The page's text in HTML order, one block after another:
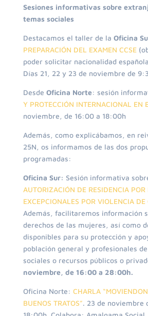
Sesiones informativas sobre
temas sociales
Destacamos el taller de la Oficina
PREPARACIÓN DEL EXAMEN CCSE
poder solicitar nacionalidad
Días 21, 22 y 23 de noviembre de
Desde Oficina Norte: sesión
Y PROTECCIÓN INTERNACIONAL EN
noviembre, de 16:00 a 18:00h
Además, como explicábamos, en
25N, os informamos de las dos
programadas:
Oficina Sur: Sesión informativa
AUTORIZACIÓN DE RESIDENCIA POR
EXCEPCIONALES POR VIOLENCIA DE
Además, facilitaremos información
derechos de las mujeres, así como
disponibles para su protección y
población general y profesionales
sociales o recursos públicos o
noviembre, de 16:00 a 28:00h.
Oficina Norte: CHARLA
BUENOS TRATOS”. 23 de noviembre